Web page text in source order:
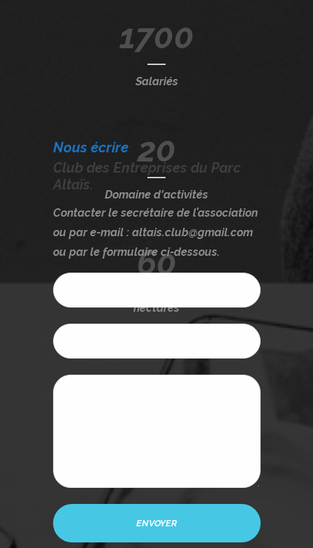
1700
Salariés
20
Domaine d'activités
60
hectares
Nous écrire
Club des Entreprises du Parc
Altaïs.
Contacter le secrétaire de l’association
ou par e-mail : altais.club@gmail.com
ou par le formulaire ci-dessous.